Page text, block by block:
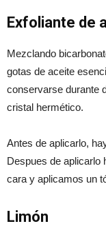
Exfoliante de
Mezclando
gotas de aceite
conservarse durante
cristal hermético.
Antes de aplicarlo,
Despues de aplicarlo
cara y aplicamos un
Limón